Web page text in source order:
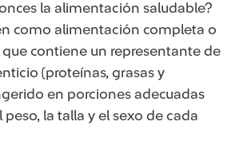
la alimentación saludable?
como alimentación completa o
que contiene un representante de
(proteínas, grasas y
en porciones adecuadas
la talla y el sexo de cada